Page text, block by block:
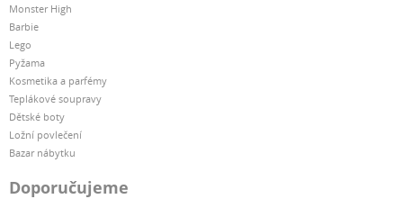
Monster High
Barbie
Lego
Pyžama
Kosmetika a parfémy
Teplákové soupravy
Dětské boty
Ložní povlečení
Bazar nábytku
Doporučujeme